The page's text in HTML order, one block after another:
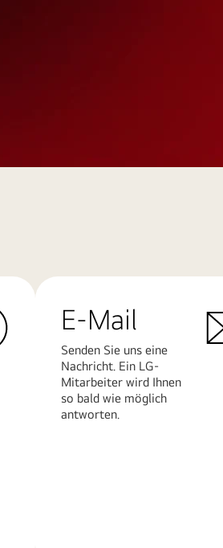
E-Mail
Senden Sie uns eine
Nachricht. Ein LG-
Mitarbeiter wird Ihnen
so bald wie möglich
antworten.